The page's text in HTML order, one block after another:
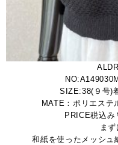
SIZE:38(９号)
MATE：ポリエステ
PRICE税込
ま
和紙を使ったメッシ